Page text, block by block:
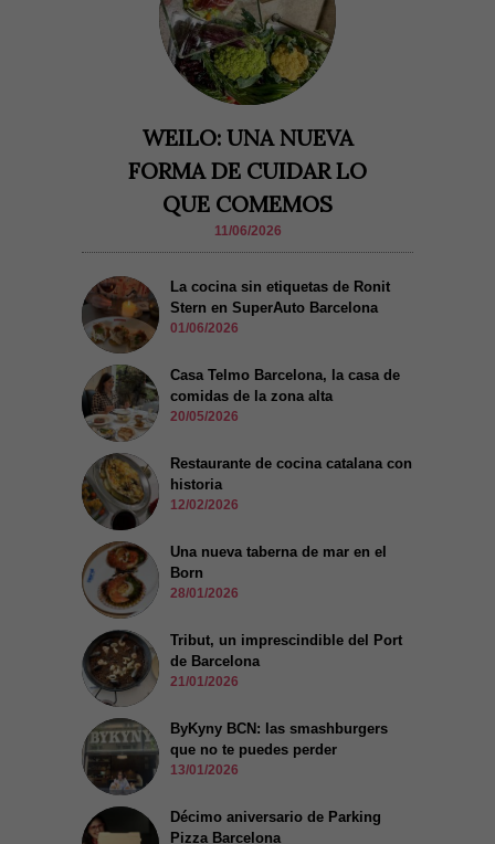
WEILO: UNA NUEVA
FORMA DE CUIDAR LO
QUE COMEMOS
11/06/2026
La cocina sin etiquetas de Ronit
Stern en SuperAuto Barcelona
01/06/2026
Casa Telmo Barcelona, la casa de
comidas de la zona alta
20/05/2026
Restaurante de cocina catalana con
historia
12/02/2026
Una nueva taberna de mar en el
Born
28/01/2026
Tribut, un imprescindible del Port
de Barcelona
21/01/2026
ByKyny BCN: las smashburgers
que no te puedes perder
13/01/2026
Décimo aniversario de Parking
Pizza Barcelona